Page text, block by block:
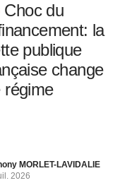
Choc du
la
publique
change
régime
MORLET-LAVIDALIE
2026